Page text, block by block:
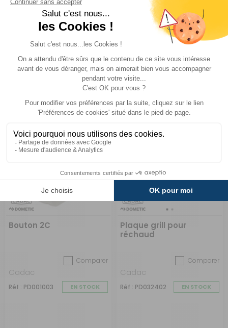
Réf : PD6540-
SUR
Réf : PD001005
SUR
COMMANDE
ACHETER
Bouton 2C
Comparer
Cadac
Réf : PD001003 EN STOCK
Plaque grill pour
réchaud
Comparer
Cadac
Réf : PD032402 EN STOCK